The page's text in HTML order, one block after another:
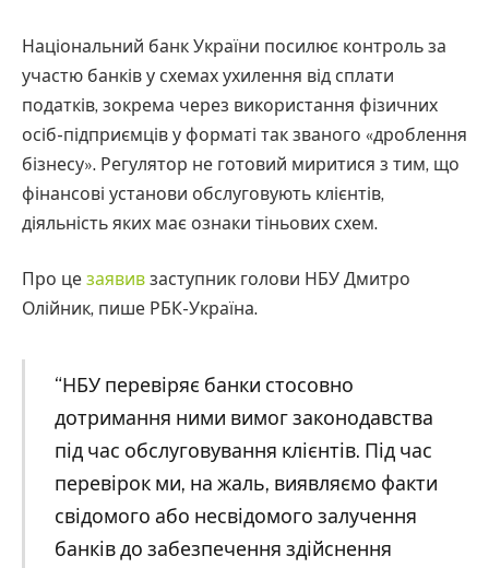
Національний банк України посилює контроль за
участю банків у схемах ухилення від сплати
податків, зокрема через використання фізичних
осіб-підприємців у форматі так званого «дроблення
бізнесу». Регулятор не готовий миритися з тим, що
фінансові установи обслуговують клієнтів,
діяльність яких має ознаки тіньових схем.
Про це заявив заступник голови НБУ Дмитро
Олійник, пише РБК-Україна.
“НБУ перевіряє банки стосовно
дотримання ними вимог законодавства
під час обслуговування клієнтів. Під час
перевірок ми, на жаль, виявляємо факти
свідомого або несвідомого залучення
банків до забезпечення здійснення